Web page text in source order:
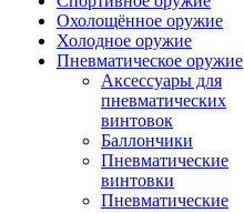
Охолощённое оружие
Холодное оружие
Пневматическое оружие
Аксессуары для
пневматических
винтовок
Баллончики
Пневматические
винтовки
Пневматические